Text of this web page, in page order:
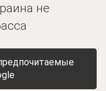
не